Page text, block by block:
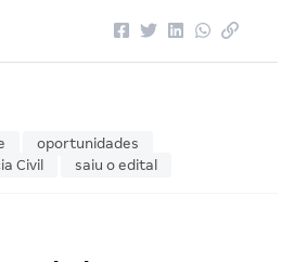
oportunidades
Civil saiu o edital